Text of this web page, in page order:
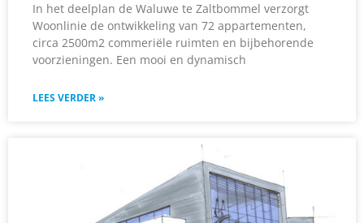
In het deelplan de Waluwe te Zaltbommel verzorgt
Woonlinie de ontwikkeling van 72 appartementen,
circa 2500m2 commeriële ruimten en bijbehorende
voorzieningen. Een mooi en dynamisch
LEES VERDER »